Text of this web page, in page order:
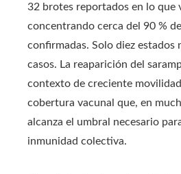
32 brotes reportados en lo que
concentrando cerca del 90 %
confirmadas. Solo diez estados
casos. La reaparición del
contexto de creciente
cobertura vacunal que, en
alcanza el umbral necesario
inmunidad colectiva.